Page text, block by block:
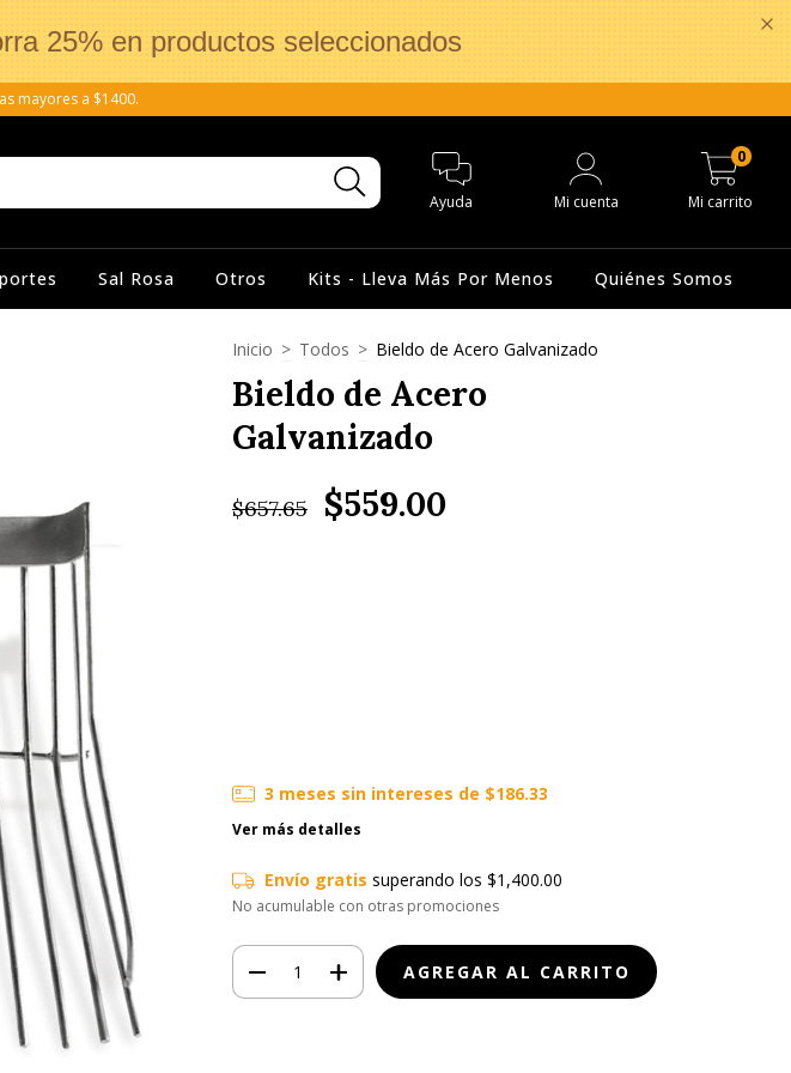
25% en productos seleccionados
mayores a $1400.
Ayuda Mi cuenta Mi carrito
0
Sal Rosa Otros Kits - Lleva Más Por Menos Quiénes Somos
Inicio > Todos > Bieldo de Acero Galvanizado
Bieldo de Acero
Galvanizado
$657.65 $559.00
3 meses sin intereses de $186.33
Ver más detalles
Envío gratis superando los $1,400.00
No acumulable con otras promociones